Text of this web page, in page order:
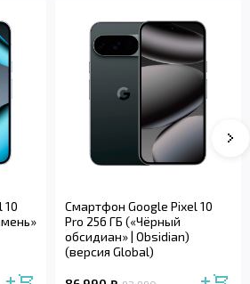
10
Смартфон Google Pixel 10
Pro 256 ГБ («Чёрный
обсидиан» | Obsidian)
(версия Global)